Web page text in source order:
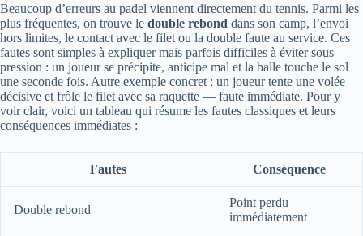
Beaucoup d’erreurs au padel viennent directement du tennis. Parmi les
plus fréquentes, on trouve le double rebond dans son camp, l’envoi
hors limites, le contact avec le filet ou la double faute au service. Ces
fautes sont simples à expliquer mais parfois difficiles à éviter sous
pression : un joueur se précipite, anticipe mal et la balle touche le sol
une seconde fois. Autre exemple concret : un joueur tente une volée
décisive et frôle le filet avec sa raquette — faute immédiate. Pour y
voir clair, voici un tableau qui résume les fautes classiques et leurs
conséquences immédiates :
Fautes Conséquence
Double rebond
Point perdu
immédiatement